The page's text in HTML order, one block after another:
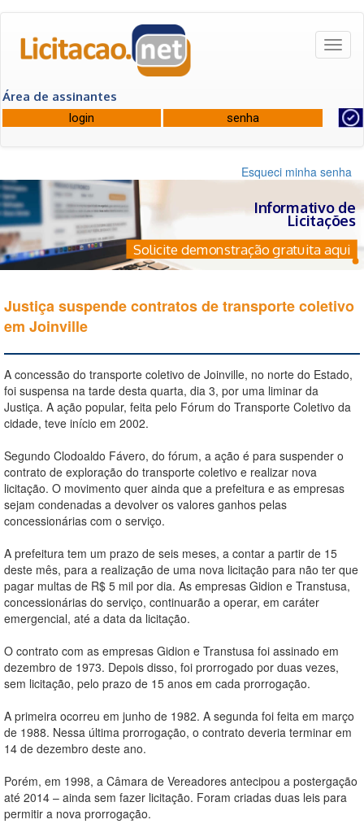
Área de assinantes
Esqueci minha senha
Informativo de
Licitações
Solicite demonstração gratuita aqui
Justiça suspende contratos de transporte coletivo
em Joinville
A concessão do transporte coletivo de Joinville, no norte do Estado,
foi suspensa na tarde desta quarta, dia 3, por uma liminar da
Justiça. A ação popular, feita pelo Fórum do Transporte Coletivo da
cidade, teve início em 2002.
Segundo Clodoaldo Fávero, do fórum, a ação é para suspender o
contrato de exploração do transporte coletivo e realizar nova
licitação. O movimento quer ainda que a prefeitura e as empresas
sejam condenadas a devolver os valores ganhos pelas
concessionárias com o serviço.
A prefeitura tem um prazo de seis meses, a contar a partir de 15
deste mês, para a realização de uma nova licitação para não ter que
pagar multas de R$ 5 mil por dia. As empresas Gidion e Transtusa,
concessionárias do serviço, continuarão a operar, em caráter
emergencial, até a data da licitação.
O contrato com as empresas Gidion e Transtusa foi assinado em
dezembro de 1973. Depois disso, foi prorrogado por duas vezes,
sem licitação, pelo prazo de 15 anos em cada prorrogação.
A primeira ocorreu em junho de 1982. A segunda foi feita em março
de 1988. Nessa última prorrogação, o contrato deveria terminar em
14 de dezembro deste ano.
Porém, em 1998, a Câmara de Vereadores antecipou a postergação
até 2014 – ainda sem fazer licitação. Foram criadas duas leis para
permitir a nova prorrogação.